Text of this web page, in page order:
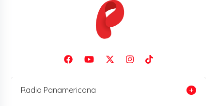
Radio Panamericana